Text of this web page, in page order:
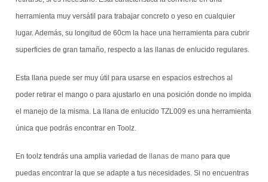
herramienta muy versátil para trabajar concreto o yeso en cualquier
lugar. Además, su longitud de 60cm la hace una herramienta para cubrir
superficies de gran tamaño, respecto a las llanas de enlucido regulares.
Esta llana puede ser muy útil para usarse en espacios estrechos al
poder retirar el mango o para ajustarlo en una posición donde no impida
el manejo de la misma. La llana de enlucido TZL009 es una herramienta
única que podrás encontrar en Toolz.
En toolz tendrás una amplia variedad de llanas de mano para que
puedas encontrar la que se adapte a tus necesidades. Si no encuentras